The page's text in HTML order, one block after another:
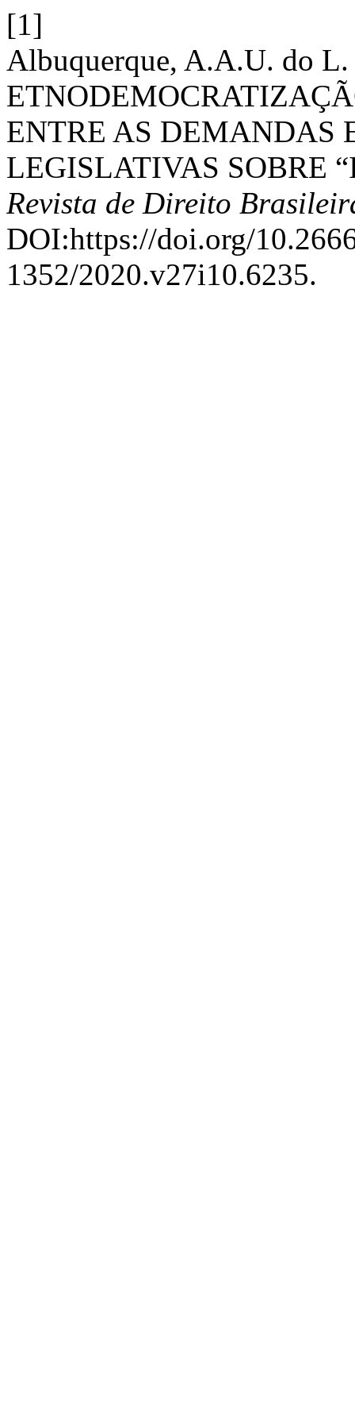
[1]
Albuquerque, A.A.U. do
ENTRE AS DEMANDAS
LEGISLATIVAS SOBRE
Revista de Direito
DOI:https://doi.org/
1352/2020.v27i10.6235.